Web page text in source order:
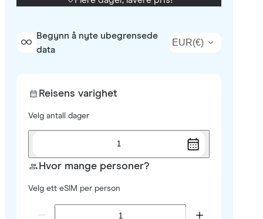
Begynn å nyte ubegrensede
data
EUR(€)
Reisens varighet
Velg antall dager
1
Hvor mange personer?
Velg ett eSIM per person